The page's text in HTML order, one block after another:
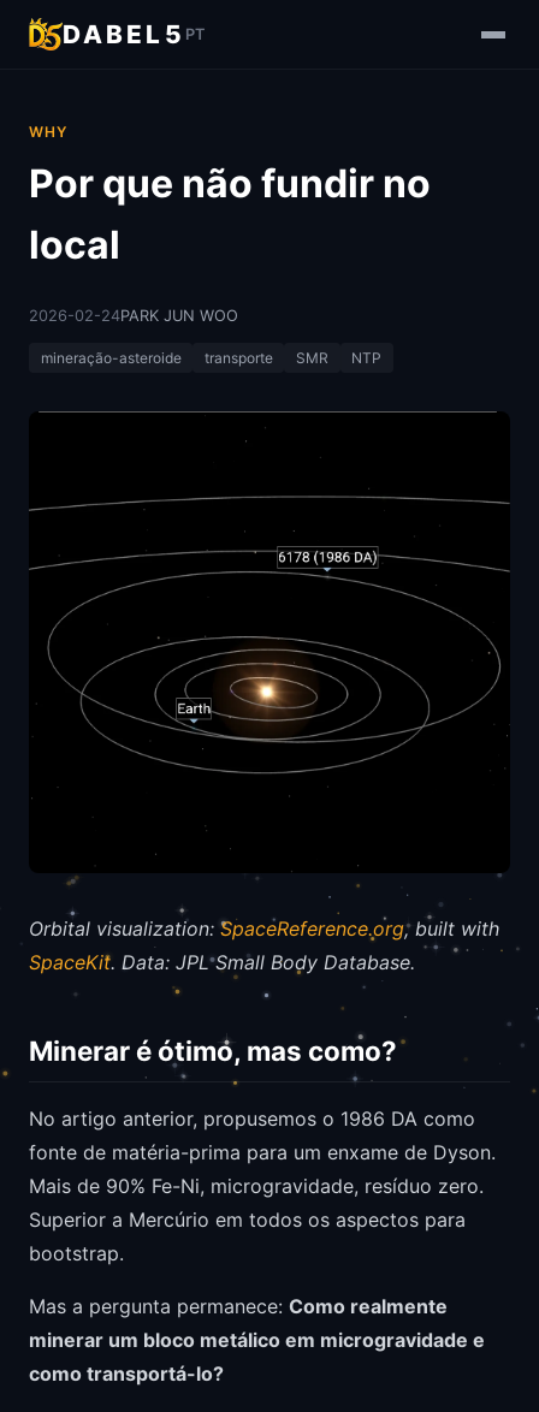
DABEL5 PT
WHY
Por que não fundir no
local
2026-02-24PARK JUN WOO
mineração-asteroide transporte SMR NTP
Orbital visualization: SpaceReference.org, built with
SpaceKit. Data: JPL Small Body Database.
Minerar é ótimo, mas como?
No artigo anterior, propusemos o 1986 DA como
fonte de matéria-prima para um enxame de Dyson.
Mais de 90% Fe-Ni, microgravidade, resíduo zero.
Superior a Mercúrio em todos os aspectos para
bootstrap.
Mas a pergunta permanece: Como realmente
minerar um bloco metálico em microgravidade e
como transportá-lo?